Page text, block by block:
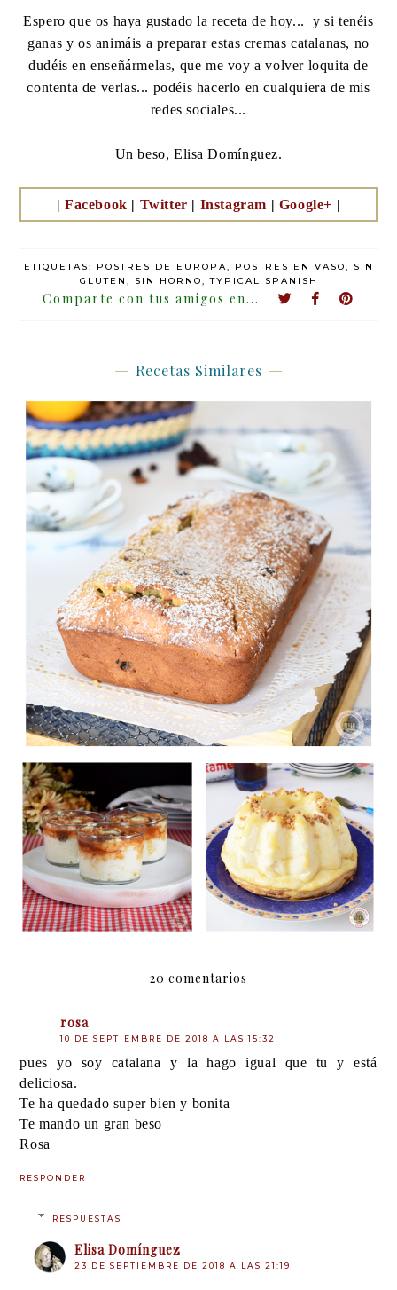
Espero que os haya gustado la receta de hoy... y si tenéis
ganas y os animáis a preparar estas cremas catalanas, no
dudéis en enseñármelas, que me voy a volver loquita de
contenta de verlas... podéis hacerlo en cualquiera de mis
redes sociales...
Un beso, Elisa Domínguez.
| Facebook | Twitter | Instagram | Google+ |
ETIQUETAS: POSTRES DE EUROPA, POSTRES EN VASO,
SIN
GLUTEN , SIN HORNO,TYPICAL SPANISH
Recetas Similares
Fanouropita
Risengrysgrøt (Gachas
de arroz Noruegas)
Pudim Molotov
20 comentarios
rosa
10 DE SEPTIEMBRE DE 2018 A LAS 15:32
pues yo soy catalana y la hago igual que tu y está
deliciosa.
Te ha quedado super bien y bonita
Te mando un gran beso
Rosa
RESPONDER
RESPUESTAS
Elisa Domínguez
23 DE SEPTIEMBRE DE 2018 A LAS 21:19